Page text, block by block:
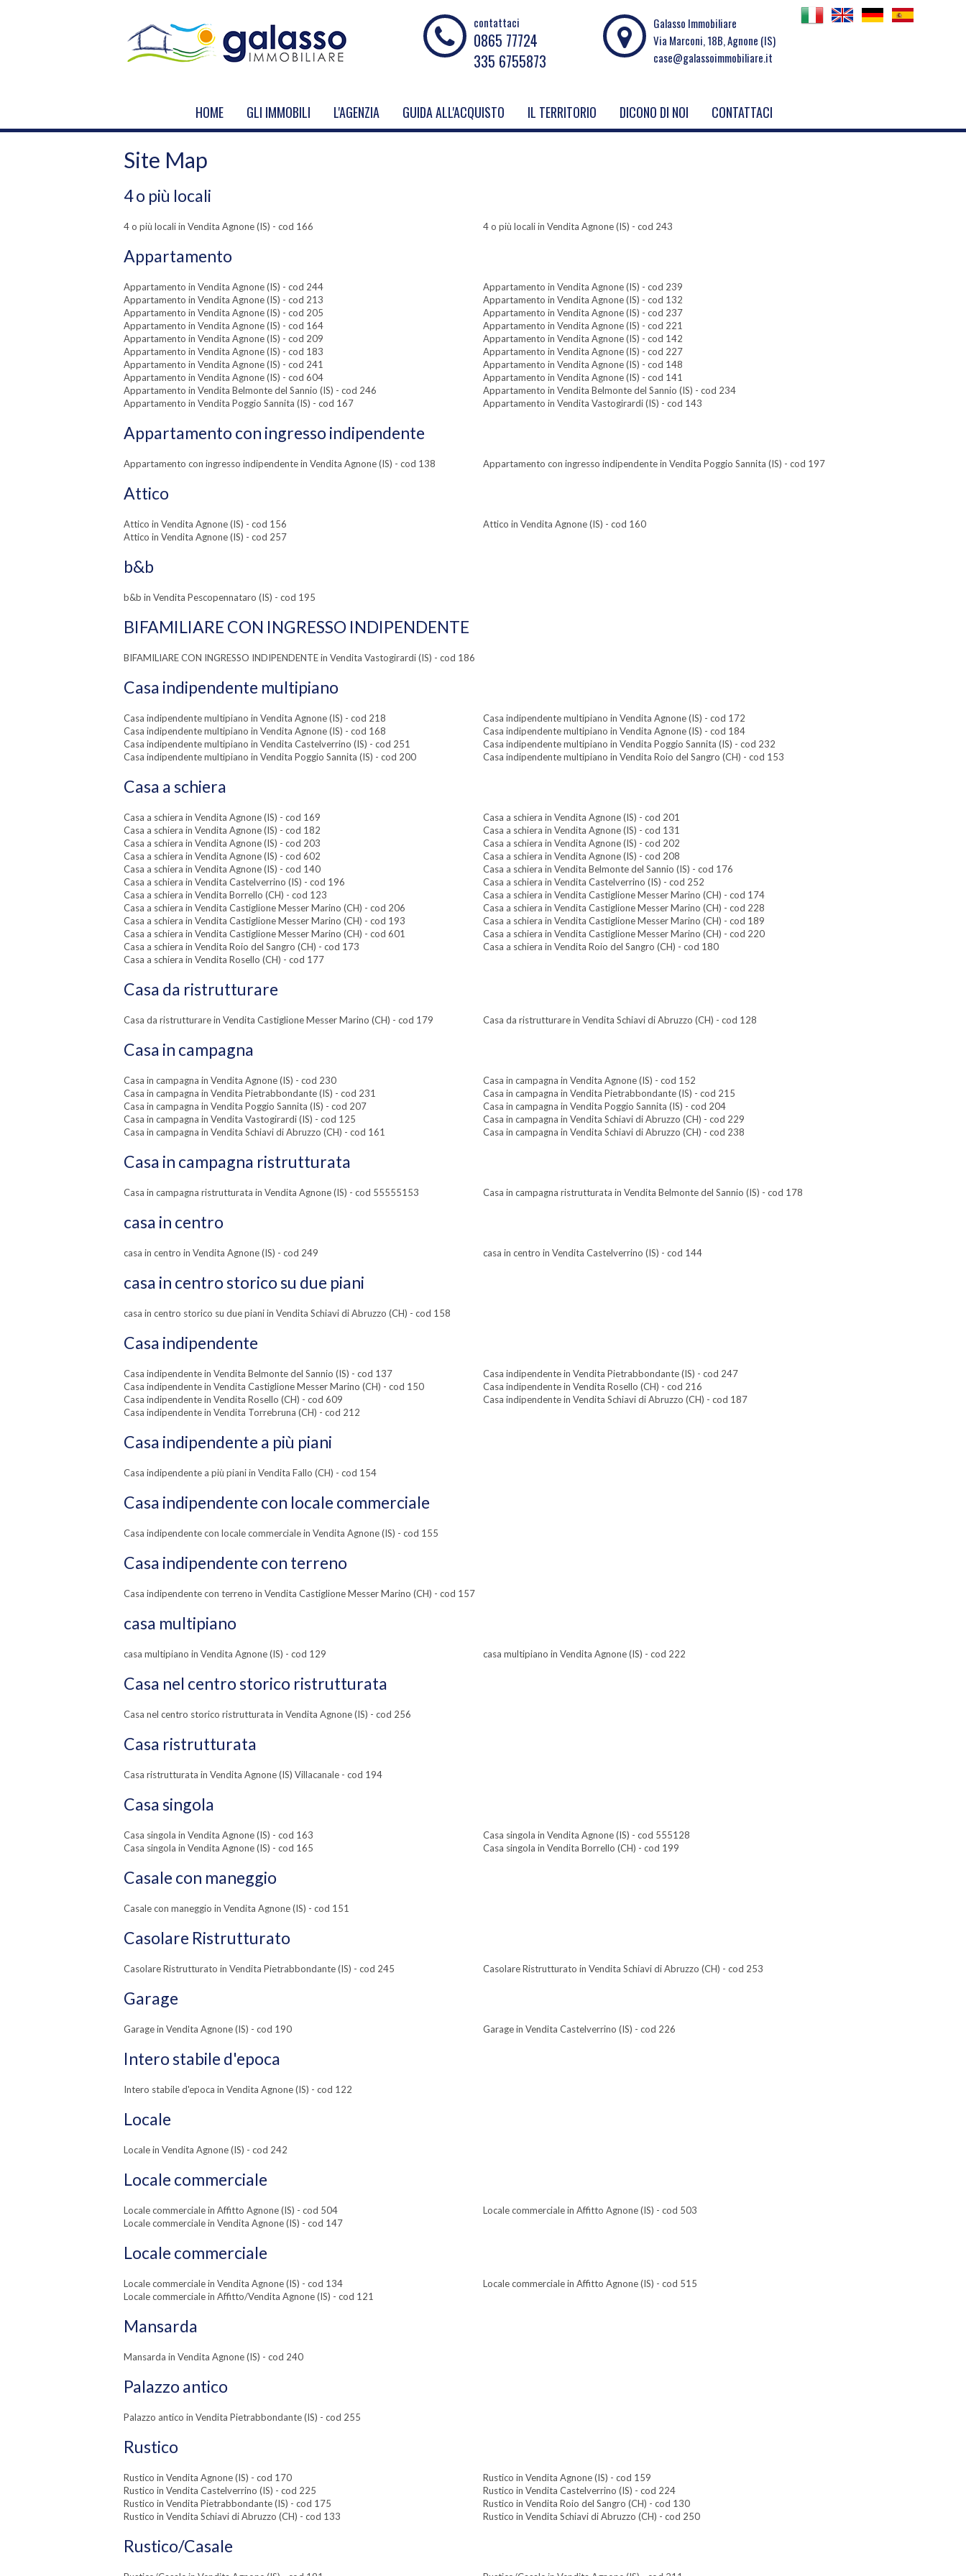
contattaci
0865 77724
335 6755873
Galasso Immobiliare
Via Marconi, 18B, Agnone (IS)
case@galassoimmobiliare.it
HOME GLI IMMOBILI L'AGENZIA GUIDA ALL'ACQUISTO IL TERRITORIO DICONO DI NOI CONTATTACI
Site Map
4 o più locali
4 o più locali in Vendita Agnone (IS) - cod 166 4 o più locali in Vendita Agnone (IS) - cod 243
Appartamento
Appartamento in Vendita Agnone (IS) - cod 244
Appartamento in Vendita Agnone (IS) - cod 239
Appartamento in Vendita Agnone (IS) - cod 213
Appartamento in Vendita Agnone (IS) - cod 132
Appartamento in Vendita Agnone (IS) - cod 205
Appartamento in Vendita Agnone (IS) - cod 237
Appartamento in Vendita Agnone (IS) - cod 164
Appartamento in Vendita Agnone (IS) - cod 221
Appartamento in Vendita Agnone (IS) - cod 209
Appartamento in Vendita Agnone (IS) - cod 142
Appartamento in Vendita Agnone (IS) - cod 183
Appartamento in Vendita Agnone (IS) - cod 227
Appartamento in Vendita Agnone (IS) - cod 241
Appartamento in Vendita Agnone (IS) - cod 148
Appartamento in Vendita Agnone (IS) - cod 604
Appartamento in Vendita Agnone (IS) - cod 141
Appartamento in Vendita Belmonte del Sannio (IS) - cod 246
Appartamento in Vendita Belmonte del Sannio (IS) - cod 234
Appartamento in Vendita Poggio Sannita (IS) - cod 167
Appartamento in Vendita Vastogirardi (IS) - cod 143
Appartamento con ingresso indipendente
Appartamento con ingresso indipendente in Vendita Agnone (IS) - cod 138 Appartamento con ingresso indipendente in Vendita Poggio Sannita (IS) - cod 197
Attico
Attico in Vendita Agnone (IS) - cod 156
Attico in Vendita Agnone (IS) - cod 160
Attico in Vendita Agnone (IS) - cod 257
b&b
b&b in Vendita Pescopennataro (IS) - cod 195
BIFAMILIARE CON INGRESSO INDIPENDENTE
BIFAMILIARE CON INGRESSO INDIPENDENTE in Vendita Vastogirardi (IS) - cod 186
Casa indipendente multipiano
Casa indipendente multipiano in Vendita Agnone (IS) - cod 218
Casa indipendente multipiano in Vendita Agnone (IS) - cod 172
Casa indipendente multipiano in Vendita Agnone (IS) - cod 168
Casa indipendente multipiano in Vendita Agnone (IS) - cod 184
Casa indipendente multipiano in Vendita Castelverrino (IS) - cod 251
Casa indipendente multipiano in Vendita Poggio Sannita (IS) - cod 232
Casa indipendente multipiano in Vendita Poggio Sannita (IS) - cod 200
Casa indipendente multipiano in Vendita Roio del Sangro (CH) - cod 153
Casa a schiera
Casa a schiera in Vendita Agnone (IS) - cod 169
Casa a schiera in Vendita Agnone (IS) - cod 201
Casa a schiera in Vendita Agnone (IS) - cod 182
Casa a schiera in Vendita Agnone (IS) - cod 131
Casa a schiera in Vendita Agnone (IS) - cod 203
Casa a schiera in Vendita Agnone (IS) - cod 202
Casa a schiera in Vendita Agnone (IS) - cod 602
Casa a schiera in Vendita Agnone (IS) - cod 208
Casa a schiera in Vendita Agnone (IS) - cod 140
Casa a schiera in Vendita Belmonte del Sannio (IS) - cod 176
Casa a schiera in Vendita Castelverrino (IS) - cod 196
Casa a schiera in Vendita Castelverrino (IS) - cod 252
Casa a schiera in Vendita Borrello (CH) - cod 123
Casa a schiera in Vendita Castiglione Messer Marino (CH) - cod 174
Casa a schiera in Vendita Castiglione Messer Marino (CH) - cod 206
Casa a schiera in Vendita Castiglione Messer Marino (CH) - cod 228
Casa a schiera in Vendita Castiglione Messer Marino (CH) - cod 193
Casa a schiera in Vendita Castiglione Messer Marino (CH) - cod 189
Casa a schiera in Vendita Castiglione Messer Marino (CH) - cod 601
Casa a schiera in Vendita Castiglione Messer Marino (CH) - cod 220
Casa a schiera in Vendita Roio del Sangro (CH) - cod 173
Casa a schiera in Vendita Roio del Sangro (CH) - cod 180
Casa a schiera in Vendita Rosello (CH) - cod 177
Casa da ristrutturare
Casa da ristrutturare in Vendita Castiglione Messer Marino (CH) - cod 179 Casa da ristrutturare in Vendita Schiavi di Abruzzo (CH) - cod 128
Casa in campagna
Casa in campagna in Vendita Agnone (IS) - cod 230
Casa in campagna in Vendita Agnone (IS) - cod 152
Casa in campagna in Vendita Pietrabbondante (IS) - cod 231
Casa in campagna in Vendita Pietrabbondante (IS) - cod 215
Casa in campagna in Vendita Poggio Sannita (IS) - cod 207
Casa in campagna in Vendita Poggio Sannita (IS) - cod 204
Casa in campagna in Vendita Vastogirardi (IS) - cod 125
Casa in campagna in Vendita Schiavi di Abruzzo (CH) - cod 229
Casa in campagna in Vendita Schiavi di Abruzzo (CH) - cod 161
Casa in campagna in Vendita Schiavi di Abruzzo (CH) - cod 238
Casa in campagna ristrutturata
Casa in campagna ristrutturata in Vendita Agnone (IS) - cod 55555153 Casa in campagna ristrutturata in Vendita Belmonte del Sannio (IS) - cod 178
casa in centro
casa in centro in Vendita Agnone (IS) - cod 249 casa in centro in Vendita Castelverrino (IS) - cod 144
casa in centro storico su due piani
casa in centro storico su due piani in Vendita Schiavi di Abruzzo (CH) - cod 158
Casa indipendente
Casa indipendente in Vendita Belmonte del Sannio (IS) - cod 137
Casa indipendente in Vendita Pietrabbondante (IS) - cod 247
Casa indipendente in Vendita Castiglione Messer Marino (CH) - cod 150
Casa indipendente in Vendita Rosello (CH) - cod 216
Casa indipendente in Vendita Rosello (CH) - cod 609
Casa indipendente in Vendita Schiavi di Abruzzo (CH) - cod 187
Casa indipendente in Vendita Torrebruna (CH) - cod 212
Casa indipendente a più piani
Casa indipendente a più piani in Vendita Fallo (CH) - cod 154
Casa indipendente con locale commerciale
Casa indipendente con locale commerciale in Vendita Agnone (IS) - cod 155
Casa indipendente con terreno
Casa indipendente con terreno in Vendita Castiglione Messer Marino (CH) - cod 157
casa multipiano
casa multipiano in Vendita Agnone (IS) - cod 129 casa multipiano in Vendita Agnone (IS) - cod 222
Casa nel centro storico ristrutturata
Casa nel centro storico ristrutturata in Vendita Agnone (IS) - cod 256
Casa ristrutturata
Casa ristrutturata in Vendita Agnone (IS) Villacanale - cod 194
Casa singola
Casa singola in Vendita Agnone (IS) - cod 163
Casa singola in Vendita Agnone (IS) - cod 555128
Casa singola in Vendita Agnone (IS) - cod 165
Casa singola in Vendita Borrello (CH) - cod 199
Casale con maneggio
Casale con maneggio in Vendita Agnone (IS) - cod 151
Casolare Ristrutturato
Casolare Ristrutturato in Vendita Pietrabbondante (IS) - cod 245 Casolare Ristrutturato in Vendita Schiavi di Abruzzo (CH) - cod 253
Garage
Garage in Vendita Agnone (IS) - cod 190 Garage in Vendita Castelverrino (IS) - cod 226
Intero stabile d'epoca
Intero stabile d'epoca in Vendita Agnone (IS) - cod 122
Locale
Locale in Vendita Agnone (IS) - cod 242
Locale commerciale
Locale commerciale in Affitto Agnone (IS) - cod 504
Locale commerciale in Affitto Agnone (IS) - cod 503
Locale commerciale in Vendita Agnone (IS) - cod 147
Locale commerciale
Locale commerciale in Vendita Agnone (IS) - cod 134
Locale commerciale in Affitto Agnone (IS) - cod 515
Locale commerciale in Affitto/Vendita Agnone (IS) - cod 121
Mansarda
Mansarda in Vendita Agnone (IS) - cod 240
Palazzo antico
Palazzo antico in Vendita Pietrabbondante (IS) - cod 255
Rustico
Rustico in Vendita Agnone (IS) - cod 170
Rustico in Vendita Agnone (IS) - cod 159
Rustico in Vendita Castelverrino (IS) - cod 225
Rustico in Vendita Castelverrino (IS) - cod 224
Rustico in Vendita Pietrabbondante (IS) - cod 175
Rustico in Vendita Roio del Sangro (CH) - cod 130
Rustico in Vendita Schiavi di Abruzzo (CH) - cod 133
Rustico in Vendita Schiavi di Abruzzo (CH) - cod 250
Rustico/Casale